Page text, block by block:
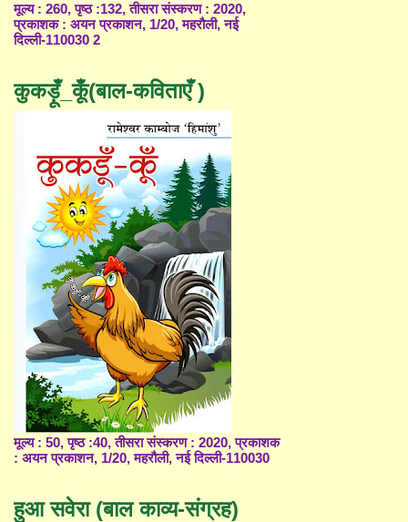
मूल्य : 260, पृष्ठ :132, तीसरा संस्करण : 2020,
प्रकाशक : अयन प्रकाशन, 1/20, महरौली, नई
दिल्ली-110030 2
कुकड़ूँ_कूँ(बाल-कविताएँ )
मूल्य : 50, पृष्ठ :40, तीसरा संस्करण : 2020, प्रकाशक
: अयन प्रकाशन, 1/20, महरौली, नई दिल्ली-110030
हुआ सवेरा (बाल काव्य-संग्रह)